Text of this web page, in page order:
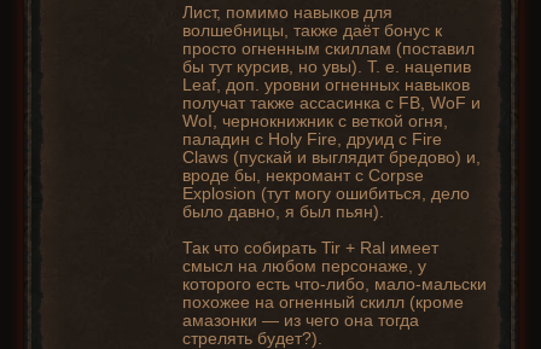
Лист, помимо навыков для
волшебницы, также даёт бонус к
просто огненным скиллам (поставил
бы тут курсив, но увы). Т. е. нацепив
Leaf, доп. уровни огненных навыков
получат также ассасинка с FB, WoF и
WoI, чернокнижник с веткой огня,
паладин с Holy Fire, друид с Fire
Claws (пускай и выглядит бредово) и,
вроде бы, некромант с Corpse
Explosion (тут могу ошибиться, дело
было давно, я был пьян).
Так что собирать Tir + Ral имеет
смысл на любом персонаже, у
которого есть что-либо, мало-мальски
похожее на огненный скилл (кроме
амазонки — из чего она тогда
стрелять будет?).